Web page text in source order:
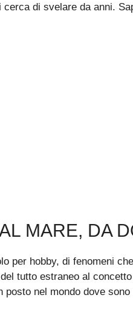
di svelare da anni.
MARE, DA
per hobby, di fenomeni
tutto estraneo al
posto nel mondo dove